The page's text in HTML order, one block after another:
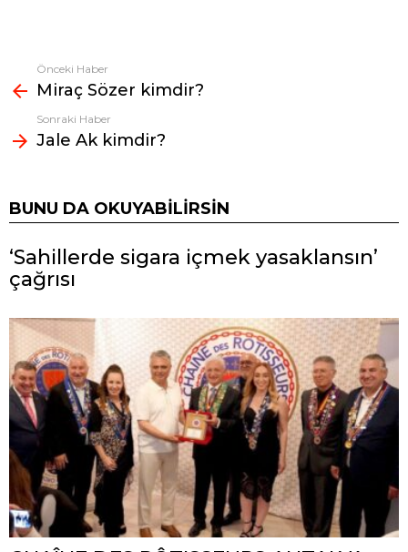
Fazlasına
bak
Önceki Haber
Miraç Sözer kimdir?
Sonraki Haber
Jale Ak kimdir?
BUNU DA OKUYABILIRSIN
‘Sahillerde sigara içmek yasaklansın’
çağrısı